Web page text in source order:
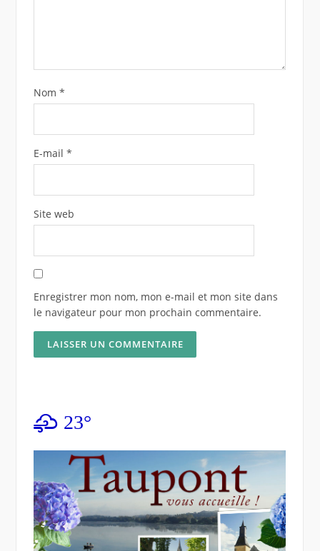
Nom *
E-mail *
Site web
Enregistrer mon nom, mon e-mail et mon site dans
le navigateur pour mon prochain commentaire.
23°